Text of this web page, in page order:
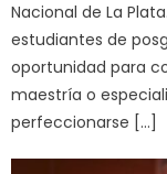
Nacional de La
estudiantes de
oportunidad para
maestría o
perfeccionarse […]